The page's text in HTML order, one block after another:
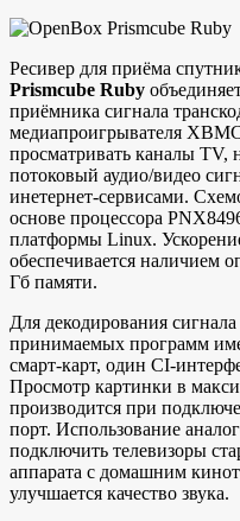
Ресивер для приёма
Prismcube Ruby
приёмника сигнала
медиапроигрывателя
просматривать каналы TV,
потоковый аудио/видео
инетернет-сервисами.
основе процессора
платформы Linux.
обеспечивается наличием
Гб памяти.
Для декодирования
принимаемых программ
смарт-карт, один CI-
Просмотр картинки в
производится при
порт. Использование
подключить телевизоры
аппарата с домашним
улучшается качество звука.